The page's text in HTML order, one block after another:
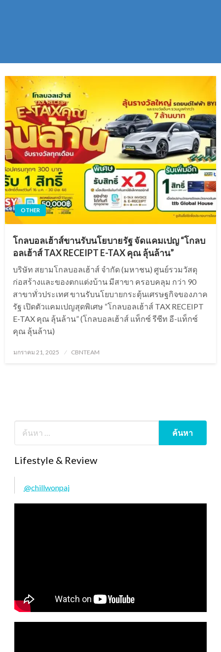
OTHER
โกลบอลเฮ้าส์ขานรับนโยบายรัฐ จัดแคมเปญ “โกลบ
อลเฮ้าส์ TAX RECEIPT E-TAX คุณ ลุ้นล้าน”
บริษัท สยามโกลบอลเฮ้าส์ จำกัด (มหาชน) ศูนย์รวมวัสดุ
ก่อสร้างและของตกแต่งบ้าน มีสาขา ครอบคลุม กว่า 90
สาขาทั่วประเทศ ขานรับนโยบายกระตุ้นเศรษฐกิจของภาค
รัฐ เปิดตัวแคมเปญสุดพิเศษ “โกลบอลเฮ้าส์ TAX RECEIPT
E-TAX คุณ ลุ้นล้าน” (โกลบอลเฮ้าส์ แท็กซ์ รีซีท อี-แท็กซ์
คุณ ลุ้นล้าน)
Posted
มกราคม 21, 2025 CBNTEAM
Lifestyle & Review
@chillwonpai